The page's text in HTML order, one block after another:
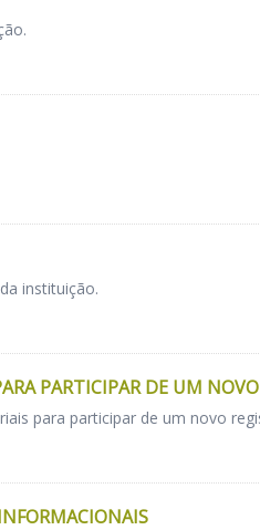
instituição.
PARTICIPAR DE UM
para participar de um novo